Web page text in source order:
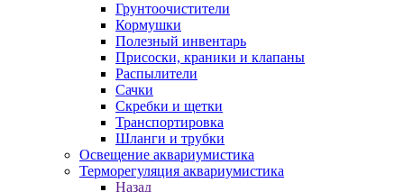
Грунтоочистители
Кормушки
Полезный инвентарь
Присоски, краники и клапаны
Распылители
Сачки
Скребки и щетки
Транспортировка
Шланги и трубки
Освещение аквариумистика
Терморегуляция аквариумистика
Назад